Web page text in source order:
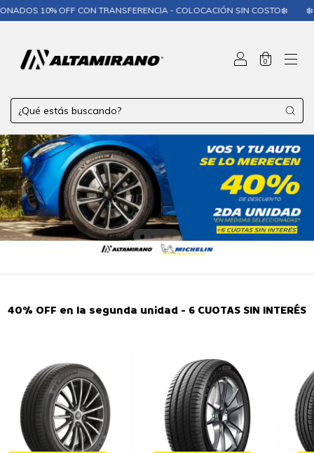
OFF CON TRANSFERENCIA - COLOCACIÓN SIN COSTO❄️ ❄️ MICHELIN
0
40% OFF en la segunda unidad - 6 CUOTAS SIN INTERÉS